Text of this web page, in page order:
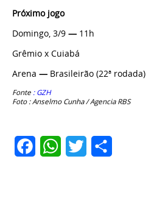
Próximo jogo
Domingo, 3/9 — 11h
Grêmio x Cuiabá
Arena — Brasileirão (22ª rodada)
Fonte : GZH
Foto : Anselmo Cunha / Agencia RBS
FacebookWhatsApp
Twitter